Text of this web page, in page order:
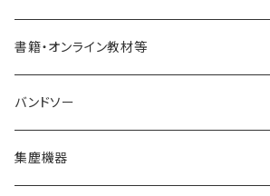
スキューチゼル・ビーダン
スクレーパー
ホローイングツール
ハンドル
ペンメイキングツール
センター類
フェイスプレート
ドリル・コレットチャック
書籍・オンライン教材等
バンドソー
バンドソーブレード（帯鋸刃）
集塵機器